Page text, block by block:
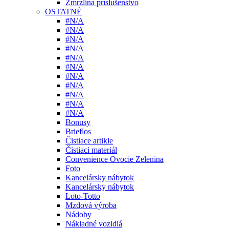
Zmrzlina príslušenstvo
OSTATNÉ
#N/A
#N/A
#N/A
#N/A
#N/A
#N/A
#N/A
#N/A
#N/A
#N/A
#N/A
Bonusy
Brieflos
Čistiace artikle
Čistiaci materiál
Convenience Ovocie Zelenina
Foto
Kancelársky nábytok
Kancelársky nábytok
Loto-Totto
Mzdová výroba
Nádoby
Nákladné vozidlá